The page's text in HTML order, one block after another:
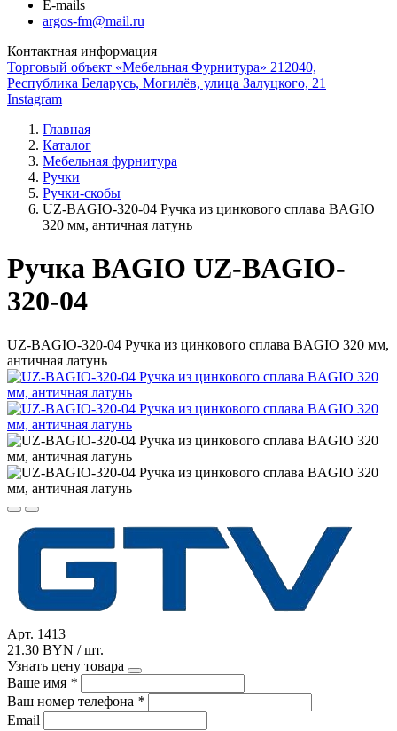
E-mails
argos-fm@mail.ru
Контактная информация
Торговый объект «Мебельная Фурнитура» 212040,
Республика Беларусь, Могилёв, улица Залуцкого, 21
Instagram
Главная
Каталог
Мебельная фурнитура
Ручки
Ручки-скобы
UZ-BAGIO-320-04 Ручка из цинкового сплава BAGIO
320 мм, античная латунь
Ручка BAGIO UZ-BAGIO-
320-04
UZ-BAGIO-320-04 Ручка из цинкового сплава BAGIO 320 мм,
античная латунь
Арт. 1413
21.30 BYN / шт.
Узнать цену товара
Ваше имя *
Ваш номер телефона *
Email